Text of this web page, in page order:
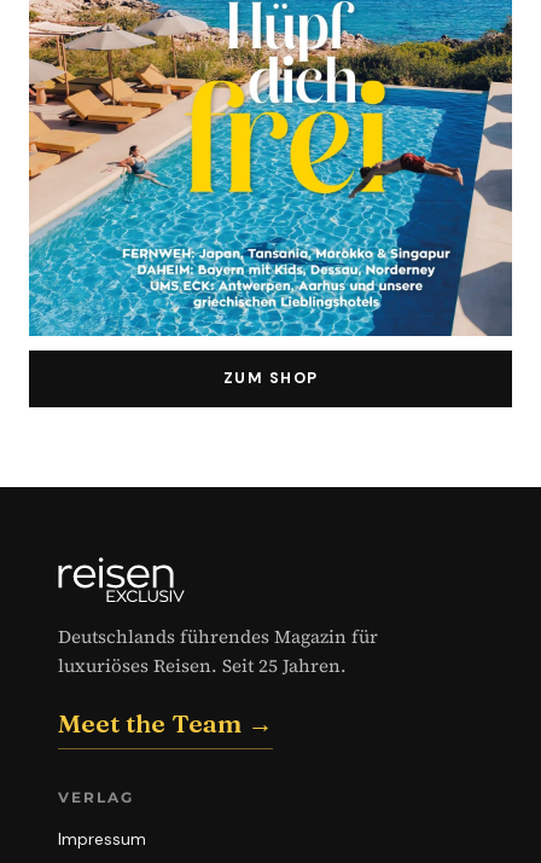
ZUM SHOP
Deutschlands führendes Magazin für
luxuriöses Reisen. Seit 25 Jahren.
Meet the Team →
VERLAG
Impressum